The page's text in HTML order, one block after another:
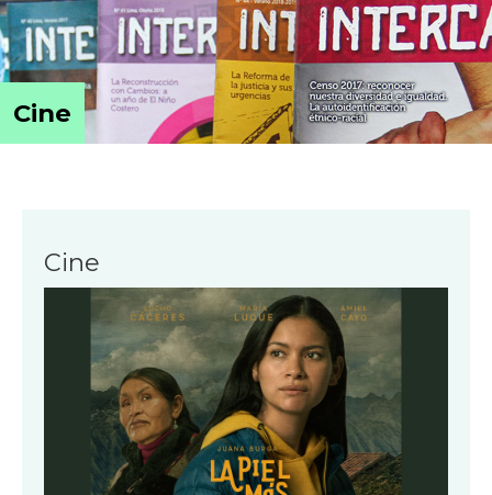
Cine
Cine